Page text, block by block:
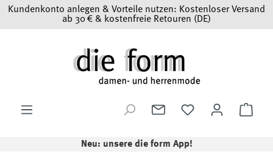
Zum Hauptinhalt springen
Kundenkonto anlegen & Vorteile nutzen: Kostenloser Versand
ab 30 € & kostenfreie Retouren (DE)
Neu: unsere die form App!